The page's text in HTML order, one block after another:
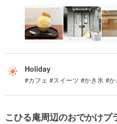
Holiday
#カフェ #スイーツ #かき氷 #か
こひる庵周辺のおでかけプ